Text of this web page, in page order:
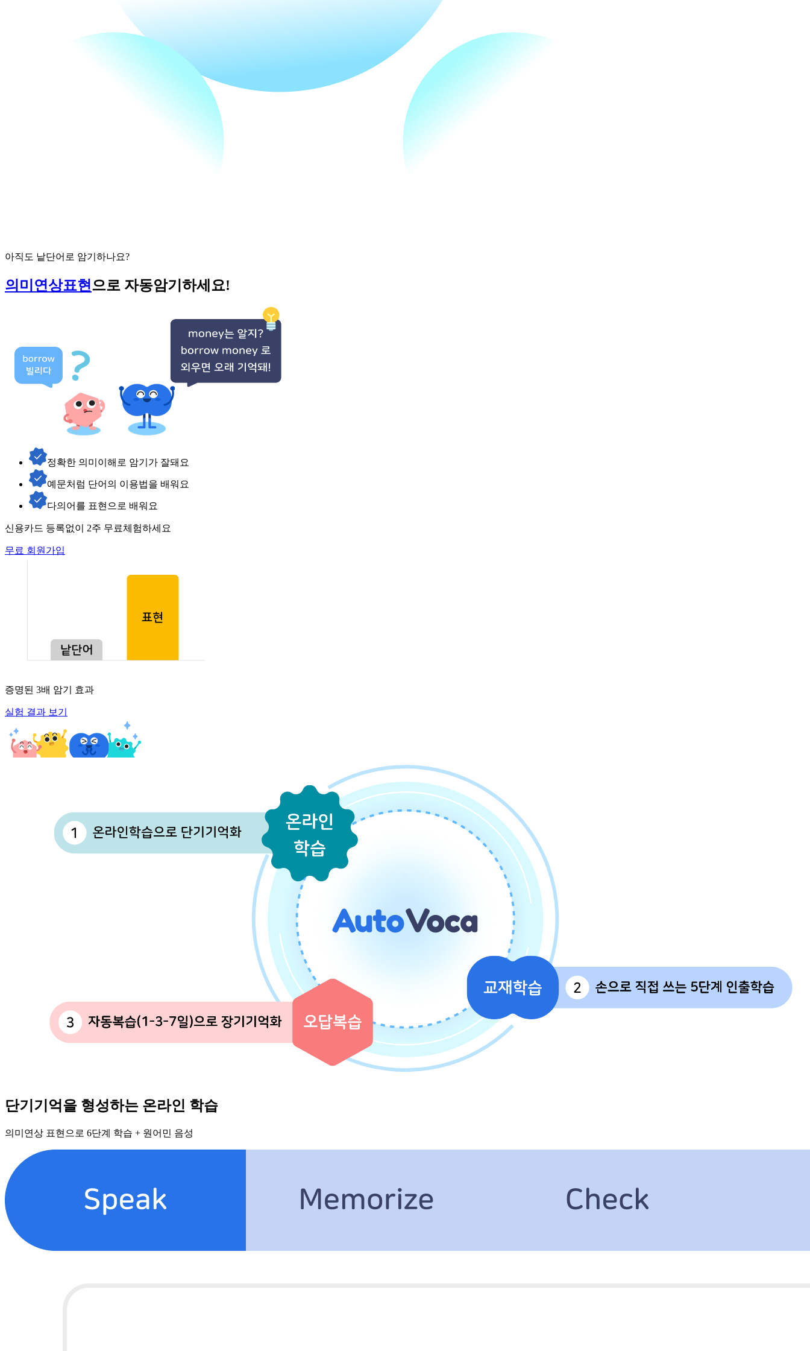
아직도 낱단어로 암기하나요?
의미연상표현으로 자동암기하세요!
정확한 의미이해로 암기가 잘돼요
예문처럼 단어의 이용법을 배워요
다의어를 표현으로 배워요
신용카드 등록없이 2주 무료체험하세요
무료 회원가입
증명된 3배 암기 효과
실험 결과 보기
단기기억을 형성하는 온라인 학습
의미연상 표현으로 6단계 학습 + 원어민 음성